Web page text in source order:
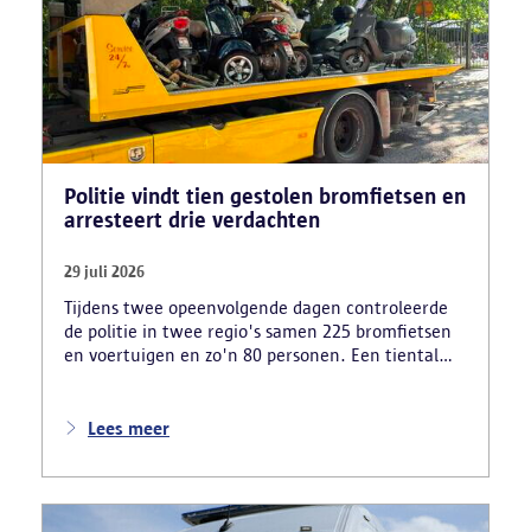
Politie vindt tien gestolen bromfietsen en
arresteert drie verdachten
29 juli 2026
Tijdens twee opeenvolgende dagen controleerde
de politie in twee regio's samen 225 bromfietsen
en voertuigen en zo'n 80 personen. Een tiental
beslag genomen. Daarnaast arresteerde de politie
motorblokken en inbrekersmateriaal gevonden.
Lees meer